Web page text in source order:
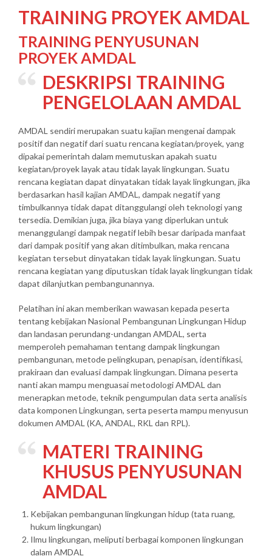
TRAINING PROYEK AMDAL
TRAINING PENYUSUNAN
PROYEK AMDAL
DESKRIPSI TRAINING
PENGELOLAAN AMDAL
AMDAL sendiri merupakan suatu kajian mengenai dampak
positif dan negatif dari suatu rencana kegiatan/proyek, yang
dipakai pemerintah dalam memutuskan apakah suatu
kegiatan/proyek layak atau tidak layak lingkungan. Suatu
rencana kegiatan dapat dinyatakan tidak layak lingkungan, jika
berdasarkan hasil kajian AMDAL, dampak negatif yang
timbulkannya tidak dapat ditanggulangi oleh teknologi yang
tersedia. Demikian juga, jika biaya yang diperlukan untuk
menanggulangi dampak negatif lebih besar daripada manfaat
dari dampak positif yang akan ditimbulkan, maka rencana
kegiatan tersebut dinyatakan tidak layak lingkungan. Suatu
rencana kegiatan yang diputuskan tidak layak lingkungan tidak
dapat dilanjutkan pembangunannya.
Pelatihan ini akan memberikan wawasan kepada peserta
tentang kebijakan Nasional Pembangunan Lingkungan Hidup
dan landasan perundang-undangan AMDAL, serta
memperoleh pemahaman tentang dampak lingkungan
pembangunan, metode pelingkupan, penapisan, identifikasi,
prakiraan dan evaluasi dampak lingkungan. Dimana peserta
nanti akan mampu menguasai metodologi AMDAL dan
menerapkan metode, teknik pengumpulan data serta analisis
data komponen Lingkungan, serta peserta mampu menyusun
dokumen AMDAL (KA, ANDAL, RKL dan RPL).
MATERI TRAINING
KHUSUS PENYUSUNAN
AMDAL
Kebijakan pembangunan lingkungan hidup (tata ruang,
hukum lingkungan)
Ilmu lingkungan, meliputi berbagai komponen lingkungan
dalam AMDAL